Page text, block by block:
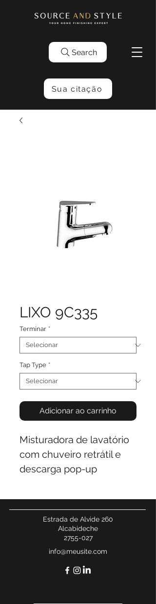
Search
Sua citação
LIXO 9C335
Terminar *
Tap Type *
Adicionar ao carrinho
Misturadora de lavatório
com chuveiro retrátil e
descarga pop-up
Estrada de Alvide 260
Alcabideche
2755-027
info@meusite.com